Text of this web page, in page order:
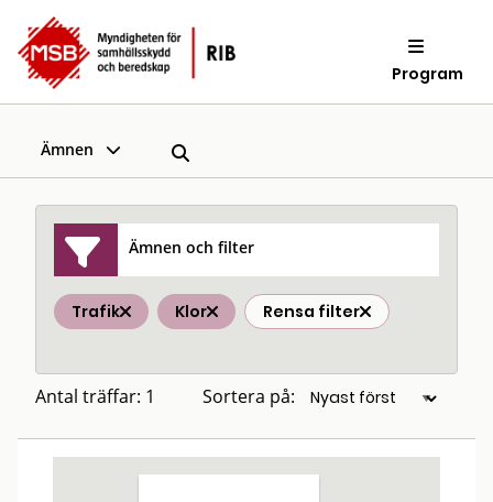
Program
Ämnen
Ämnen och filter
Trafik Klor Rensa filter
Antal träffar: 1 Sortera på: